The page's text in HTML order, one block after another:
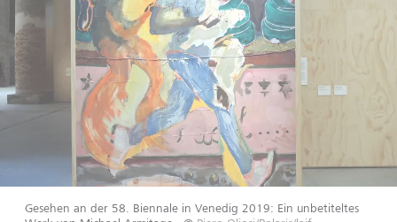
Gesehen an der 58. Biennale in Venedig 2019: Ein unbetiteltes